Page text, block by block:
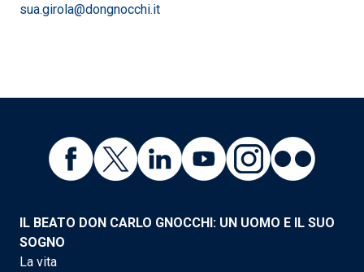
sua.girola@dongnocchi.it
IL BEATO DON CARLO GNOCCHI: UN UOMO E IL SUO
SOGNO
La vita